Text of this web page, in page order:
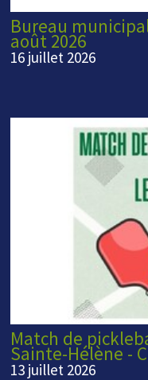
Bureau
août 2026
16 juillet 2026
Match de
Sainte-Hélène -
13 juillet 2026